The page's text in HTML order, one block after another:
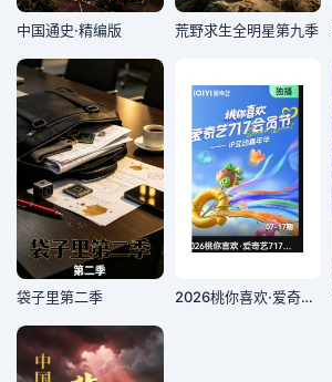
中国通史·精编版 荒野求生全明星第九季
袋子里第二季 2026桃你喜欢·爱奇艺717会员节——IP互动嘉年华